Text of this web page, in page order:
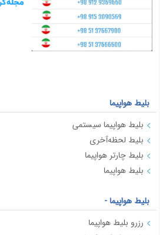
بلیط هواپیما
بلیط هواپیما سیستمی
بلیط لحظه‌آخری
بلیط چارتر هواپیما
بلیط هواپیما
بلیط هواپیما -
رزرو بلیط هواپیما